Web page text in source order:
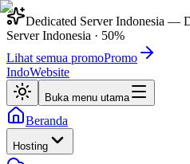
Dedicated Server Indonesia —
Server Indonesia · 50%
Lihat semua promoPromo
IndoWebsite
Buka menu utama
Beranda
Hosting